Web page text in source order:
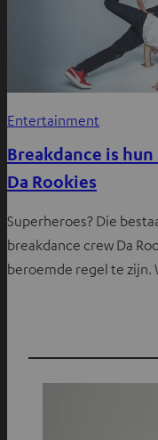
Entertainment
Breakdance is
Da Rookies
Superheroes? Die
breakdance crew Da
beroemde regel te zijn.